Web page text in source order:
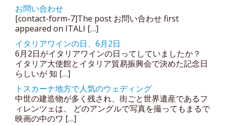
お問い合わせ
[contact-form-7]The post お問い合わせ first
appeared on ITALI […]
イタリアワインの日、6月2日
6月2日がイタリアワインの日ってしていましたか？
イタリア大使館とイタリア貿易振興会で決めた記念日
らしいが 知 […]
トスカーナ地方で人気のウェディング
中世の建造物が多く残され、街ごと世界遺産であるフ
ィレンツェは、 どのアングルで写真を撮ってもまるで
映画の中のワ […]